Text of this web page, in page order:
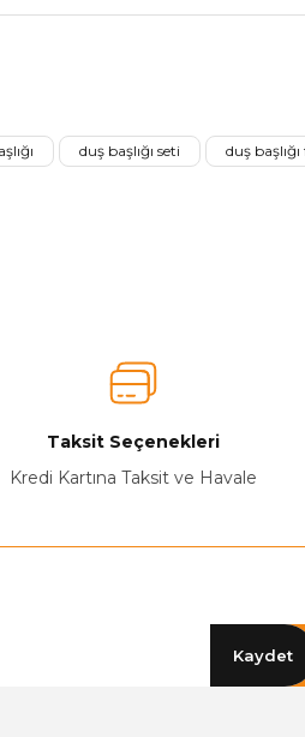
duş başlığı seti duş
Taksit Seçenekleri
Kredi Kartına Taksit ve Havale
Kaydet